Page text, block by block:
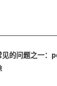
见的问题之一：